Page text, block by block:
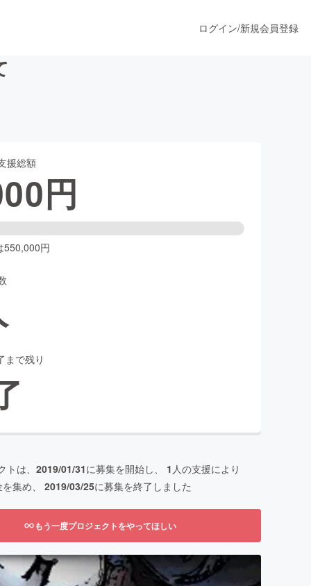
ログイン/新規会員登録
援総額
円
550,000円
まで残り
は、 2019/01/31に募集を開始し、 1 人の支援により
集め、 2019/03/25に募集を終了しました
もう一度プロジェクトをやってほしい